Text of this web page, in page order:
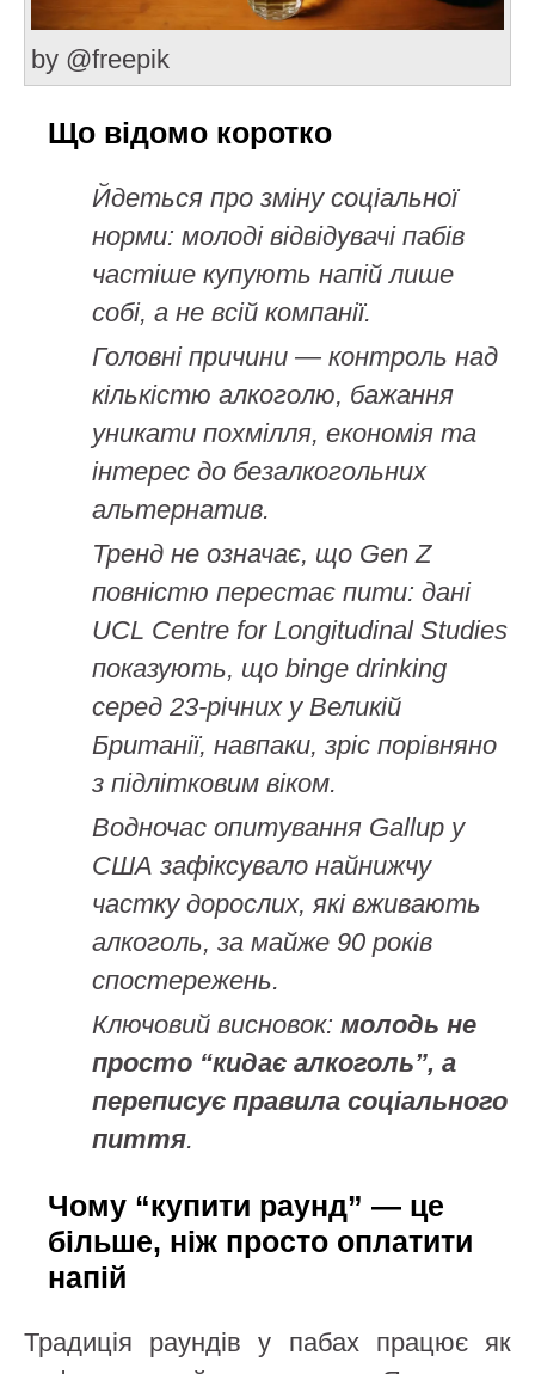
by @freepik
Що відомо коротко
Йдеться про зміну соціальної
норми: молоді відвідувачі пабів
частіше купують напій лише
собі, а не всій компанії.
Головні причини — контроль над
кількістю алкоголю, бажання
уникати похмілля, економія та
інтерес до безалкогольних
альтернатив.
Тренд не означає, що Gen Z
повністю перестає пити: дані
UCL Centre for Longitudinal Studies
показують, що binge drinking
серед 23-річних у Великій
Британії, навпаки, зріс порівняно
з підлітковим віком.
Водночас опитування Gallup у
США зафіксувало найнижчу
частку дорослих, які вживають
алкоголь, за майже 90 років
спостережень.
Ключовий висновок:молодь не
просто “кидає алкоголь”, а
переписує правила соціального
пиття.
Чому “купити раунд” — це
більше, ніж просто оплатити
напій
Традиція раундів у пабах працює як